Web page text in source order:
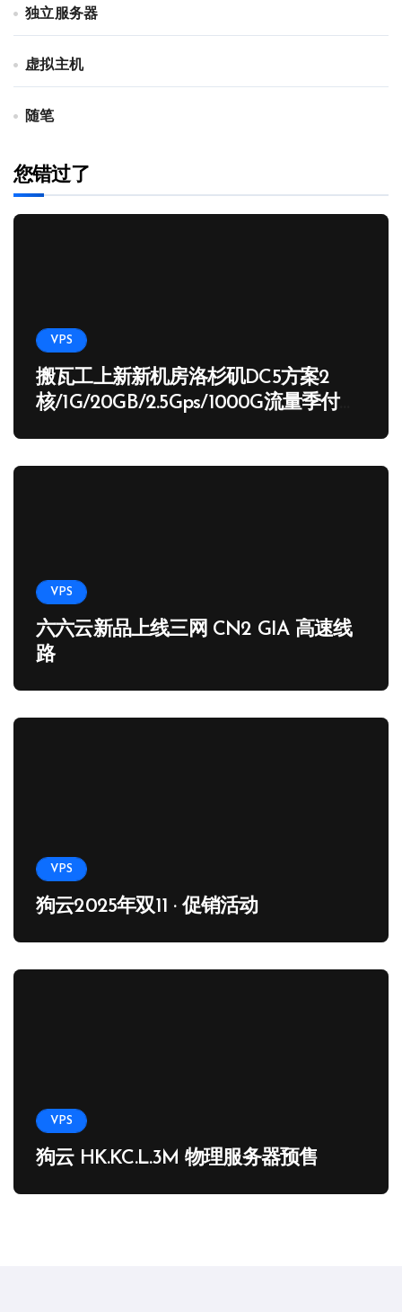
独立服务器
虚拟主机
随笔
您错过了
VPS
搬瓦工上新新机房洛杉矶DC5方案2
核/1G/20GB/2.5Gps/1000G流量季付
VPS
六六云新品上线三网 CN2 GIA 高速线
路
VPS
狗云2025年双11 · 促销活动
VPS
狗云 HK.KC.L.3M 物理服务器预售